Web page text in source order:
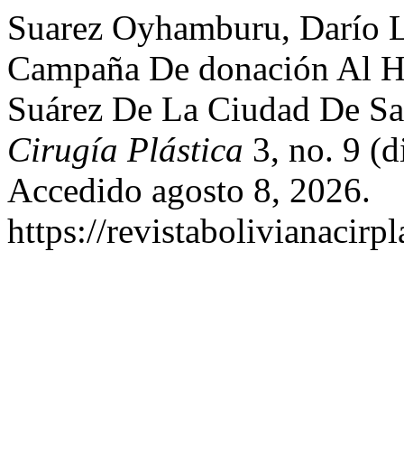
Suarez Oyhamburu, Darío
Campaña De donación Al
Suárez De La Ciudad De
Cirugía Plástica 3, no. 9
Accedido agosto 8, 2026.
https://